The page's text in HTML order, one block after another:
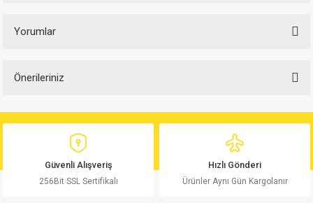
Yorumlar
Yorum Yaz
Önerileriniz
yetersiz gördüğünüz noktaları öneri formunu kullanarak tarafımıza
Görüş ve önerileriniz için teşekkür ederiz.
Ürün resmi kalitesiz, bozuk veya görüntülenemiyor.
Güvenli Alışveriş
256Bit SSL Sertifikalı
Hızlı Gönderi
Ürünler Aynı Gün Kargolanır